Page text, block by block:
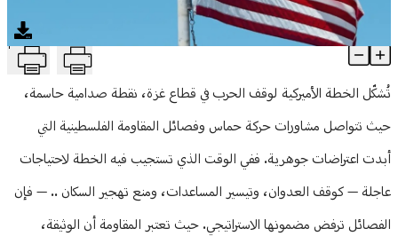
منوعات
الخطة الأميركية: البديل الأفضل رغم الغبن T
Article Content
تُشكّل الخطة الأميركية لوقف الحرب في قطاع غزة، نقطة صدامية حاسمة،
حيث تتواصل مشاورات حركة حماس وفصائل المقاومة الفلسطينية التي
أبدت اعتراضات جوهرية. ففي الوقت الذي تستجيب فيه الخطة لاحتياجات
عاجلة — كوقف العدوان، وتيسير المساعدات، ومنع تهجير السكان .. — فإن
الفصائل ترفض مضمونها الاستراتيجي. حيث تعتبر المقاومة أن الوثيقة،